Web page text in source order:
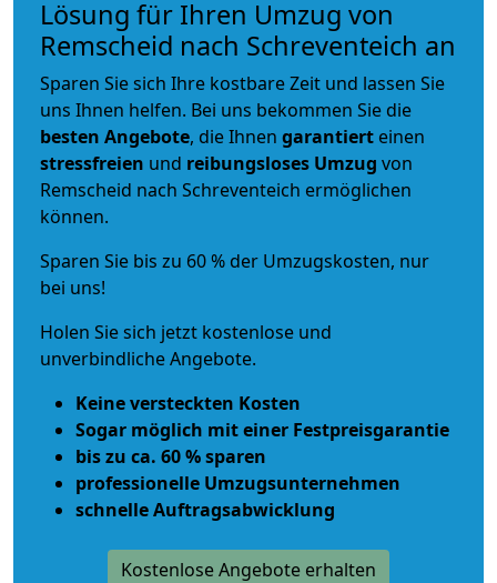
Lösung für Ihren Umzug von
Remscheid nach Schreventeich an
Sparen Sie sich Ihre kostbare Zeit und lassen Sie
uns Ihnen helfen. Bei uns bekommen Sie die
besten Angebote, die Ihnen garantiert einen
stressfreien und reibungsloses Umzug von
Remscheid nach Schreventeich ermöglichen
können.
Sparen Sie bis zu 60 % der Umzugskosten, nur
bei uns!
Holen Sie sich jetzt kostenlose und
unverbindliche Angebote.
Keine versteckten Kosten
Sogar möglich mit einer Festpreisgarantie
bis zu ca. 60 % sparen
professionelle Umzugsunternehmen
schnelle Auftragsabwicklung
Kostenlose Angebote erhalten